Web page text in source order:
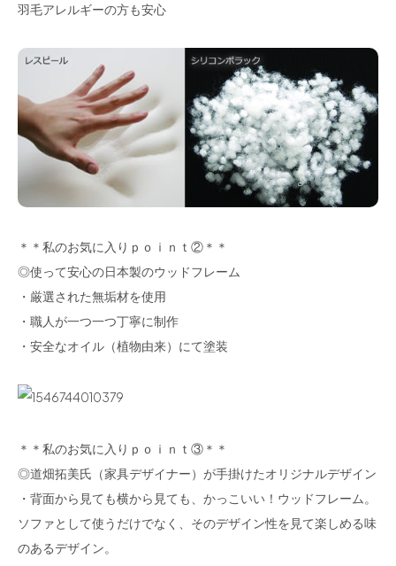
羽毛アレルギーの方も安心
＊＊私のお気に入りｐｏｉｎｔ②＊＊
◎使って安心の日本製のウッドフレーム
・厳選された無垢材を使用
・職人が一つ一つ丁寧に制作
・安全なオイル（植物由来）にて塗装
＊＊私のお気に入りｐｏｉｎｔ③＊＊
◎道畑拓美氏（家具デザイナー）が手掛けたオリジナルデザイン
・背面から見ても横から見ても、かっこいい！ウッドフレーム。
ソファとして使うだけでなく、そのデザイン性を見て楽しめる味
のあるデザイン。